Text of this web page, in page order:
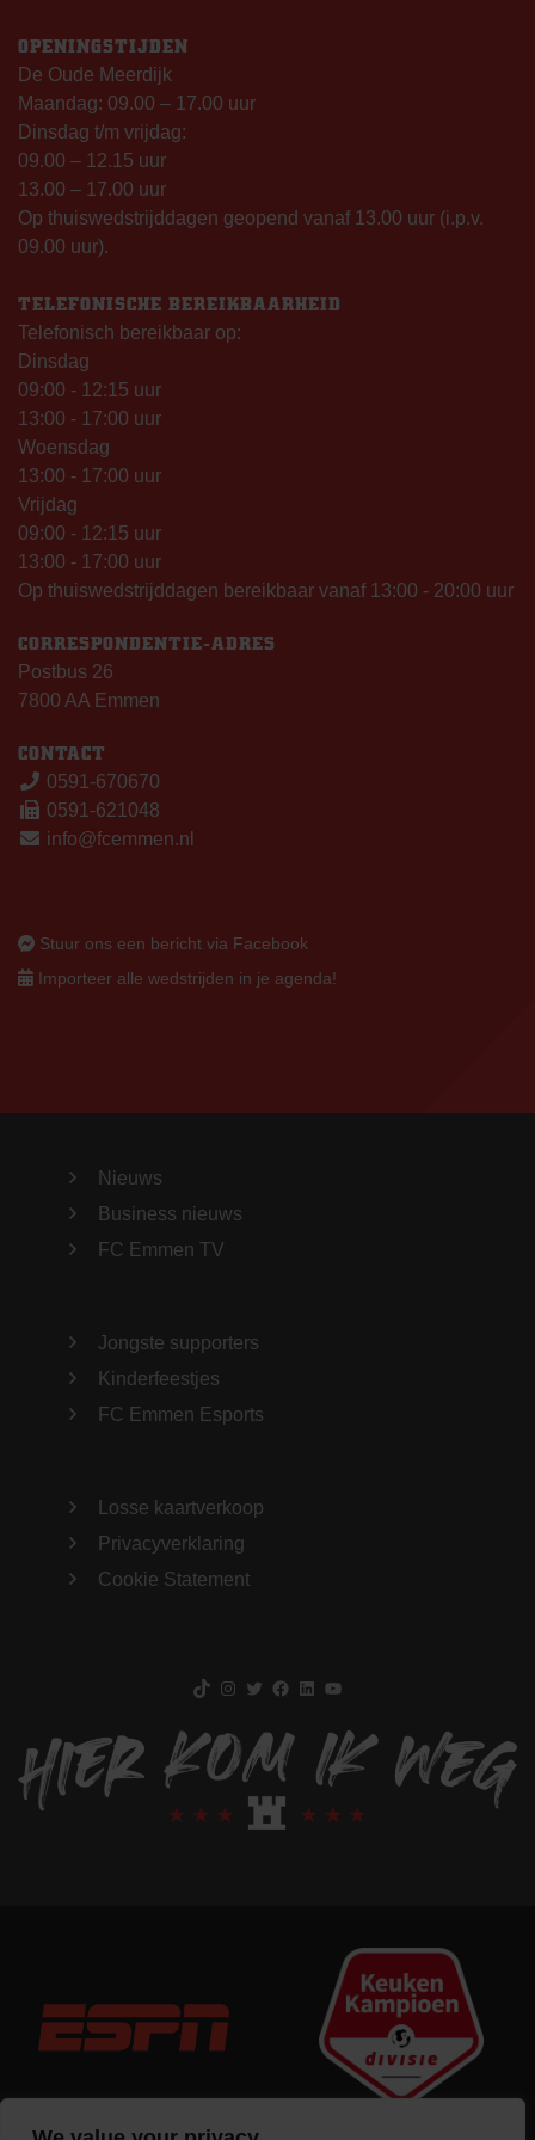
OPENINGSTIJDEN
De Oude Meerdijk
Maandag: 09.00 – 17.00 uur
Dinsdag t/m vrijdag:
09.00 – 12.15 uur
13.00 – 17.00 uur
Op thuiswedstrijddagen geopend vanaf 13.00 uur (i.p.v.
09.00 uur).
TELEFONISCHE BEREIKBAARHEID
Telefonisch bereikbaar op:
Dinsdag
09:00 - 12:15 uur
13:00 - 17:00 uur
Woensdag
13:00 - 17:00 uur
Vrijdag
09:00 - 12:15 uur
13:00 - 17:00 uur
Op thuiswedstrijddagen bereikbaar vanaf 13:00 - 20:00 uur
CORRESPONDENTIE-ADRES
Postbus 26
7800 AA Emmen
CONTACT
0591-670670
0591-621048
info@fcemmen.nl
Stuur ons een bericht via Facebook
Importeer alle wedstrijden in je agenda!
Nieuws
Business nieuws
FC Emmen TV
Jongste supporters
Kinderfeestjes
FC Emmen Esports
Losse kaartverkoop
Privacyverklaring
Cookie Statement